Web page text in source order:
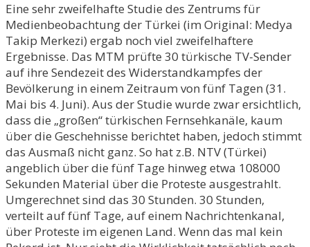
Eine sehr zweifelhafte Studie des Zentrums für
Medienbeobachtung der Türkei (im Original: Medya
Takip Merkezi) ergab noch viel zweifelhaftere
Ergebnisse. Das MTM prüfte 30 türkische TV-Sender
auf ihre Sendezeit des Widerstandkampfes der
Bevölkerung in einem Zeitraum von fünf Tagen (31.
Mai bis 4. Juni). Aus der Studie wurde zwar ersichtlich,
dass die „großen“ türkischen Fernsehkanäle, kaum
über die Geschehnisse berichtet haben, jedoch stimmt
das Ausmaß nicht ganz. So hat z.B. NTV (Türkei)
angeblich über die fünf Tage hinweg etwa 108000
Sekunden Material über die Proteste ausgestrahlt.
Umgerechnet sind das 30 Stunden. 30 Stunden,
verteilt auf fünf Tage, auf einem Nachrichtenkanal,
über Proteste im eigenen Land. Wenn das mal kein